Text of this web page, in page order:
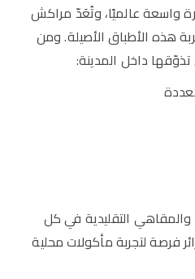
واسعة عالميًا، وتُعَدّ مراكش
هذه الأطباق الأصيلة. ومن
داخل المدينة:
والمقاهي التقليدية في كل
فرصة لتجربة مأكولات محلية